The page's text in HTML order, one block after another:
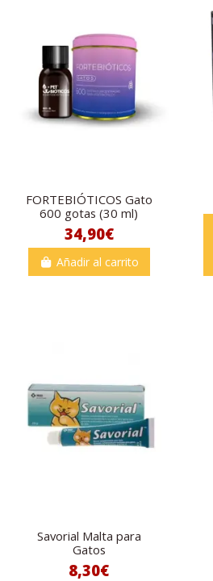
FORTEBIÓTICOS Gato
600 gotas (30 ml)
34,90€
Añadir al carrito
Savorial Malta para
Gatos
8,30€